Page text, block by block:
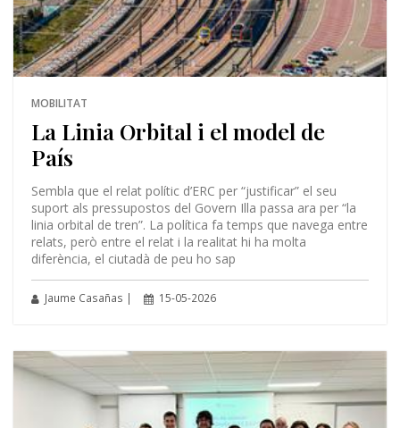
MOBILITAT
La Linia Orbital i el model de
País
Sembla que el relat polític d’ERC per “justificar” el seu
suport als pressupostos del Govern Illa passa ara per “la
linia orbital de tren”. La política fa temps que navega entre
relats, però entre el relat i la realitat hi ha molta
diferència, el ciutadà de peu ho sap
Jaume Casañas | 15-05-2026